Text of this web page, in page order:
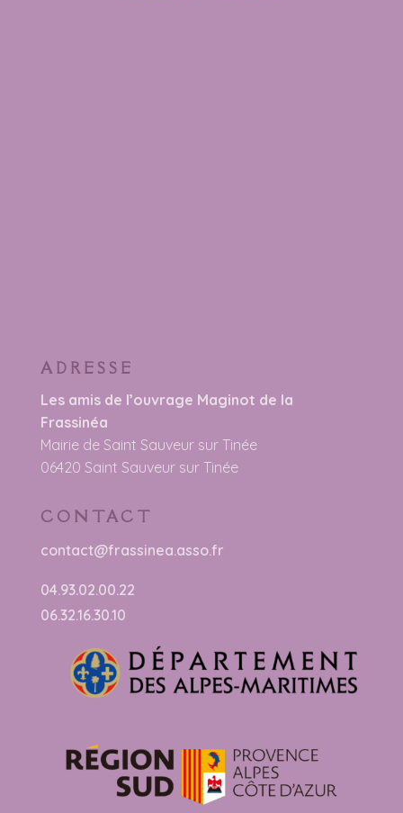
ADRESSE
Les amis de l’ouvrage Maginot de la
Frassinéa
Mairie de Saint Sauveur sur Tinée
06420 Saint Sauveur sur Tinée
CONTACT
contact@frassinea.asso.fr
04.93.02.00.22
06.32.16.30.10